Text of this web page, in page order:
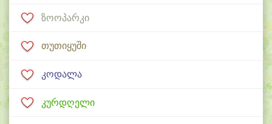
ზოოპარკი
თუთიყუში
კოდალა
კურდღელი